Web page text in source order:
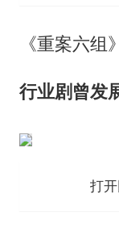
《重案六组
行业剧曾发
打